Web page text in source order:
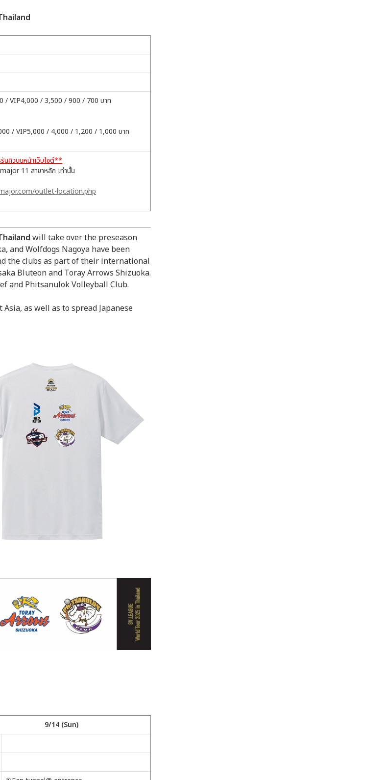
/ VIP4,000 / 3,500 / 900 / 700 บาท
/ VIP5,000 / 4,000 / 1,200 / 1,000 บาท
นคิวบนหน้าเว็บไซต์**
11 สาขาหลัก เท่านั้น
outlet-location.php
will take over the preseason
and Wolfdogs Nagoya have been
the clubs as part of their international
Bluteon and Toray Arrows Shizuoka.
and Phitsanulok Volleyball Club.
as well as to spread Japanese
9/14 (Sun)